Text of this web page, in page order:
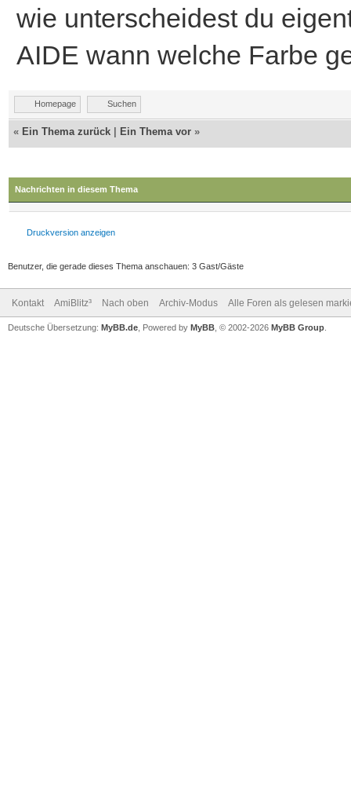
wie unterscheidest du
AIDE wann welche Farbe
Homepage Suchen
« Ein Thema zurück Ein Thema vor »
Nachrichten in diesem Thema
Druckversion anzeigen
Benutzer, die gerade dieses Thema anschauen: 3 Gast/Gäste
Kontakt AmiBlitz³ Nach oben Archiv-Modus Alle Foren als gelesen
Deutsche Übersetzung: MyBB.de , Powered by MyBB , © 2002-2026 MyBB Group